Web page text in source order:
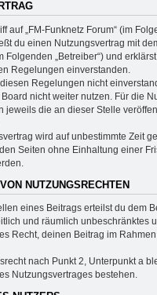
auf „FM-Funknetz Forum“ (im
du einen Nutzungsvertrag mit
Folgenden „Betreiber“) und
Regelungen einverstanden.
Regelungen nicht
nicht weiter nutzen. Für die
jeweils die an dieser Stelle
wird auf unbestimmte Zeit
Seiten ohne Einhaltung einer
NUTZUNGSRECHTEN
eines Beitrags erteilst du dem
und räumlich unbeschränktes
Recht, deinen Beitrag im
nach Punkt 2, Unterpunkt a
Nutzungsvertrages bestehen.